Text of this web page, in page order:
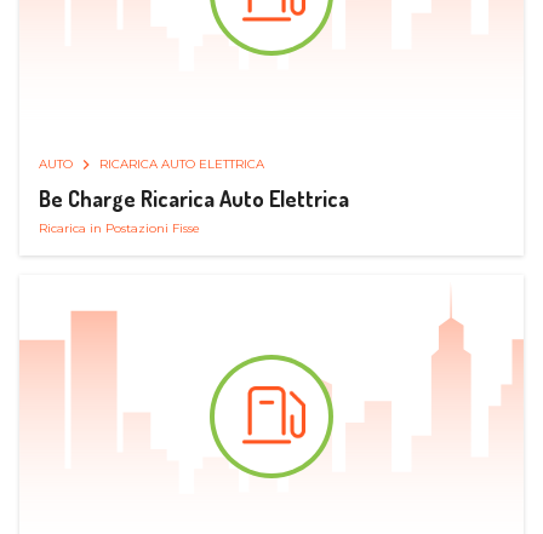
AUTO RICARICA AUTO ELETTRICA
Be Charge Ricarica Auto Elettrica
Ricarica in Postazioni Fisse